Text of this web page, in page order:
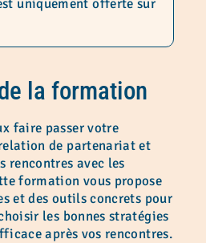
uniquement offerte sur
la formation
faire passer votre
de partenariat et
rencontres avec les
formation vous propose
et des outils concrets pour
les bonnes stratégies
après vos rencontres.